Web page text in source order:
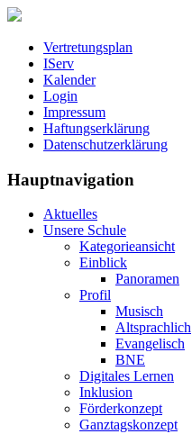
Vertretungsplan
IServ
Kalender
Login
Impressum
Haftungserklärung
Datenschutzerklärung
Hauptnavigation
Aktuelles
Unsere Schule
Kategorieansicht
Einblick
Panoramen
Profil
Musisch
Altsprachlich
Evangelisch
BNE
Digitales Lernen
Inklusion
Förderkonzept
Ganztagskonzept